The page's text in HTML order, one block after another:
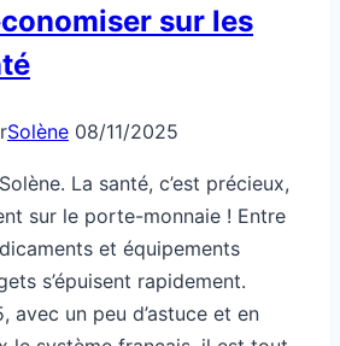
sur les
Solène 08/11/2025
La santé, c’est précieux,
sur le porte-monnaie ! Entre
et équipements
s’épuisent rapidement.
avec un peu d’astuce et en